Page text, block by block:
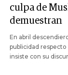
culpa de
demuestran
En abril
publicidad
insiste con su